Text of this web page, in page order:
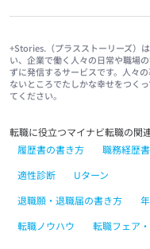
+Stories.（プラスストーリーズ）
い、企業で働く人々の日常や職場
ずに発信するサービスです。人々
ないところでたしかな幸せをつく
てください。
転職に役立つマイナビ転職の関
履歴書の書き方
職務経歴
適性診断
Uターン
退職願・退職届の書き方
転職ノウハウ
転職フェア